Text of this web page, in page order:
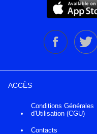
ACCÈS
Conditions Générales
d'Utilisation (CGU)
Contacts